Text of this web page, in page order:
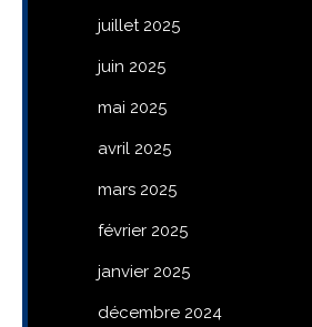
juillet 2025
juin 2025
mai 2025
avril 2025
mars 2025
février 2025
janvier 2025
décembre 2024